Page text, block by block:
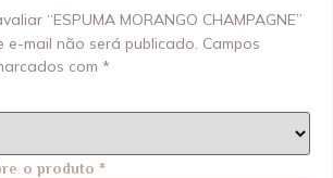
“ESPUMA MORANGO CHAMPAGNE”
e-mail não será publicado. Campos
com *
o produto*